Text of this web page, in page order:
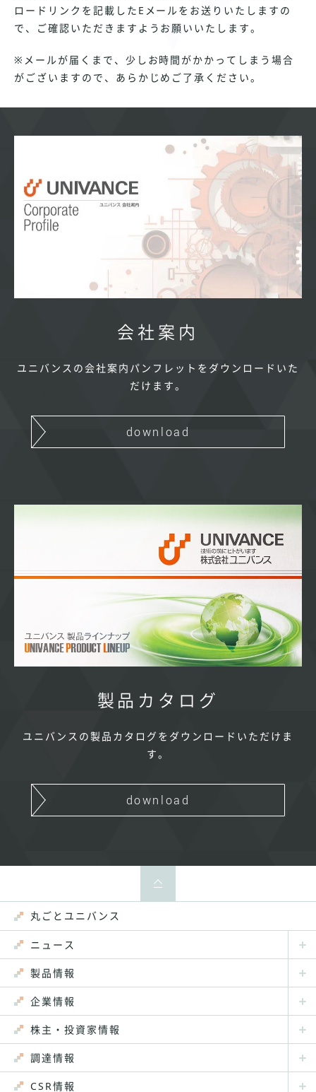
ロードリンクを記載したEメールをお送りいたしますの
で、ご確認いただきますようお願いいたします。
※メールが届くまで、少しお時間がかかってしまう場合
がございますので、あらかじめご了承ください。
会社案内
ユニバンスの会社案内パンフレットをダウンロードいた
だけます。
download
製品カタログ
ユニバンスの製品カタログをダウンロードいただけま
す。
download
丸ごとユニバンス
ニュース
製品情報
企業情報
株主・投資家情報
調達情報
CSR情報